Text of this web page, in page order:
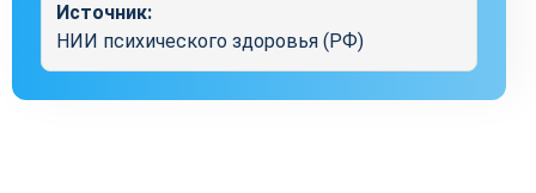
Источник:
НИИ психического здоровья (РФ)